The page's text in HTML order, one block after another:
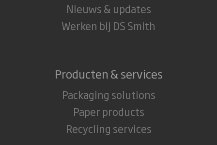
Nieuws & updates
Werken bij DS Smith
Producten & services
Packaging solutions
Paper products
Recycling services